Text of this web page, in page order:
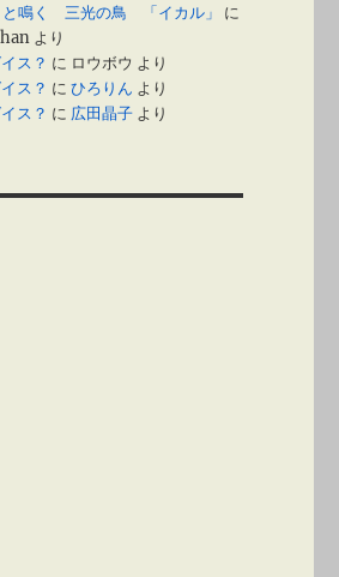
と鳴く 三光の鳥 「イカル」
に
より
ス？ に ロウボウ より
ス？ にひろりん より
ス？ に 広田晶子 より